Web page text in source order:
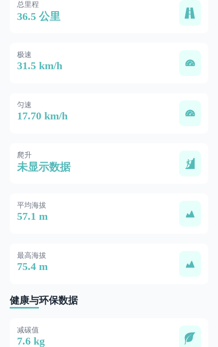
总里程
36.5 公里
极速
31.5 km/h
匀速
17.70 km/h
爬升
未显示数据
平均海拔
57.1 m
最高海拔
75.4 m
健康与环保数据
减碳值
7.6 kg